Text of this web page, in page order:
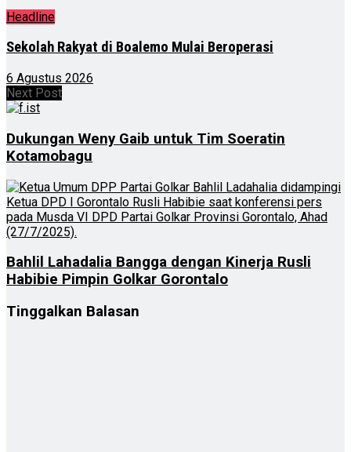
Headline
Sekolah Rakyat di Boalemo Mulai Beroperasi
6 Agustus 2026
Next Post
Dukungan Weny Gaib untuk Tim Soeratin
Kotamobagu
Bahlil Lahadalia Bangga dengan Kinerja Rusli
Habibie Pimpin Golkar Gorontalo
Tinggalkan Balasan